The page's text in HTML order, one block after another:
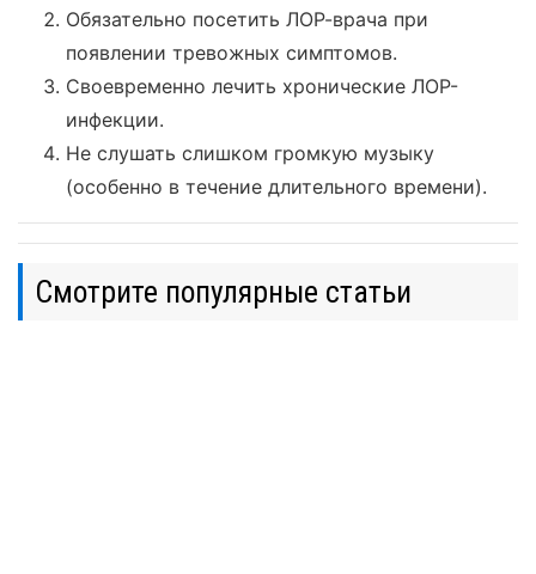
Обязательно посетить ЛОР-врача при
появлении тревожных симптомов.
Своевременно лечить хронические ЛОР-
инфекции.
Не слушать слишком громкую музыку
(особенно в течение длительного времени).
Смотрите популярные статьи